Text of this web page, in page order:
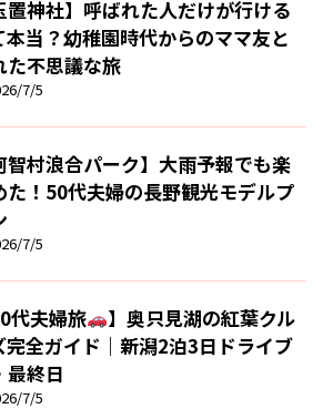
置神社】呼ばれた人だけが行ける
本当？幼稚園時代からのママ友と
た不思議な旅
7/5
智村浪合パーク】大雨予報でも楽
た！50代夫婦の長野観光モデルプ
7/5
代夫婦旅
】奥只見湖の紅葉クル
完全ガイド｜新潟2泊3日ドライブ
最終日
7/5